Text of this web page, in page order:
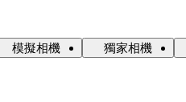
模擬相機 獨家相機